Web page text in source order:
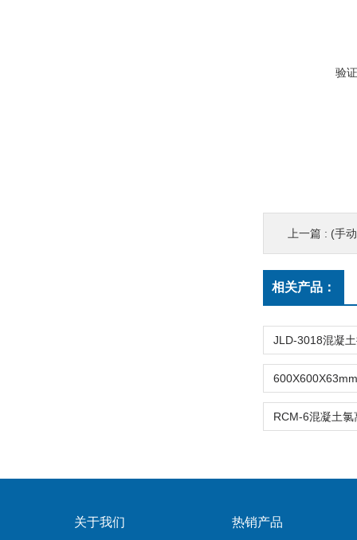
验
上一篇 : (手
相关产品：
关于我们 热销产品